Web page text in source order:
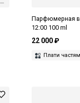
Парфюмерная
12:00 100 ml
22 000 ₽
Плати